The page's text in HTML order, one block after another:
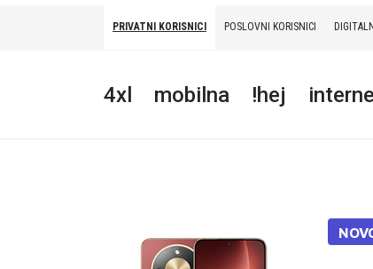
PRIVATNI KORISNICI POSLOVNI KORISNICI
4xl mobilna !hej